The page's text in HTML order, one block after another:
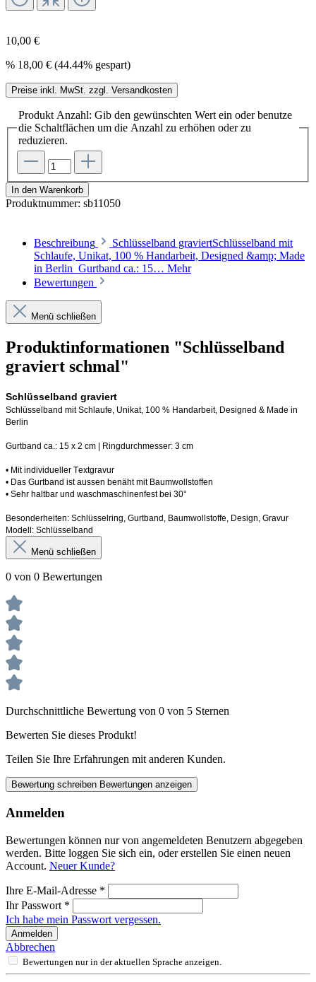
10,00 €
% 18,00 € (44.44% gespart)
Preise inkl. MwSt. zzgl. Versandkosten
Produkt Anzahl: Gib den gewünschten Wert ein oder benutze
die Schaltflächen um die Anzahl zu erhöhen oder zu
reduzieren.
In den Warenkorb
Produktnummer: sb11050
Beschreibung
Schlüsselband graviertSchlüsselband mit
Schlaufe, Unikat, 100 % Handarbeit, Designed &amp; Made
in Berlin Gurtband ca.: 15… Mehr
Bewertungen
Menü schließen
Produktinformationen "Schlüsselband
graviert schmal"
Schlüsselband graviert
Schlüsselband mit Schlaufe, Unikat, 100 % Handarbeit, Designed & Made in
Berlin
Gurtband ca.: 15 x 2 cm | Ringdurchmesser: 3 cm
• Mit individueller Textgravur
• Das Gurtband ist aussen benäht mit Baumwollstoffen
• Sehr haltbar und waschmaschinenfest bei 30°
Besonderheiten: Schlüsselring, Gurtband , Baumwollstoffe, Design, Gravur
Modell: Schlüsselband
Menü schließen
0 von 0 Bewertungen
Durchschnittliche Bewertung von 0 von 5 Sternen
Bewerten Sie dieses Produkt!
Teilen Sie Ihre Erfahrungen mit anderen Kunden.
Bewertung schreiben Bewertungen anzeigen
Anmelden
Bewertungen können nur von angemeldeten Benutzern abgegeben
werden. Bitte loggen Sie sich ein, oder erstellen Sie einen neuen
Account. Neuer Kunde?
Ihre E-Mail-Adresse *
Ihr Passwort *
Ich habe mein Passwort vergessen.
Anmelden
Abbrechen
Bewertungen nur in der aktuellen Sprache anzeigen.